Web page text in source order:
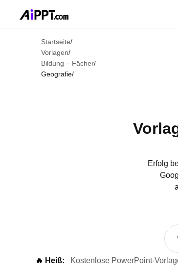
Startseite/
Vorlagen/
Bildung – Fächer/
Geografie/
Erfolg
🔥 Heiß: Kostenlose PowerPoint-